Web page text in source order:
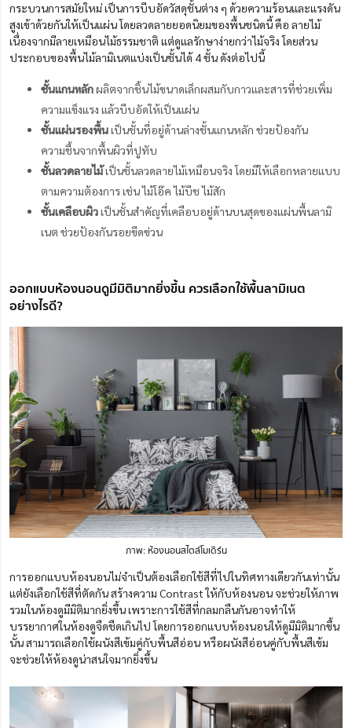
กระบวนการสมัยใหม่ เป็นการบีบอัดวัสดุชั้นต่าง ๆ ด้วยความร้อนและแรงดัน
สูงเข้าด้วยกันให้เป็นแผ่น โดยลวดลายยอดนิยมของพื้นชนิดนี้ คือ ลายไม้
เนื่องจากมีลายเหมือนไม้ธรรมชาติ แต่ดูแลรักษาง่ายกว่าไม้จริง โดยส่วน
ประกอบของพื้นไม้ลามิเนตแบ่งเป็นชั้นได้ 4 ชั้น ดังต่อไปนี้
ชั้นแกนหลักผลิตจากชิ้นไม้ขนาดเล็กผสมกับกาวและสารที่ช่วยเพิ่ม
ความแข็งแรง แล้วบีบอัดให้เป็นแผ่น
ชั้นแผ่นรองพื้นเป็นชั้นที่อยู่ด้านล่างชั้นแกนหลัก ช่วยป้องกัน
ความชื้นจากพื้นผิวที่ปูทับ
ชั้นลวดลายไม้เป็นชั้นลวดลายไม้เหมือนจริง โดยมีให้เลือกหลายแบบ
ตามความต้องการ เช่น ไม้โอ๊ค ไม้บีช ไม้สัก
ชั้นเคลือบผิวเป็นชั้นสำคัญที่เคลือบอยู่ด้านบนสุดของแผ่นพื้นลามิ
เนต ช่วยป้องกันรอยขีดข่วน
ออกแบบห้องนอนดูมีมิติมากยิ่งขึ้น ควรเลือกใช้พื้นลามิเนต
อย่างไรดี?
ภาพ: ห้องนอนสไตล์โมเดิร์น
การออกแบบห้องนอนไม่จำเป็นต้องเลือกใช้สีที่ไปในทิศทางเดียวกันเท่านั้น
แต่ยังเลือกใช้สีที่ตัดกัน สร้างความ Contrast ให้กับห้องนอน จะช่วยให้ภาพ
รวมในห้องดูมีมิติมากยิ่งขึ้น เพราะการใช้สีที่กลมกลืนกันอาจทำให้
บรรยากาศในห้องดูจืดชืดเกินไป โดยการออกแบบห้องนอนให้ดูมีมิติมากขึ้น
นั้น สามารถเลือกใช้ผนังสีเข้มคู่กับพื้นสีอ่อน หรือผนังสีอ่อนคู่กับพื้นสีเข้ม
จะช่วยให้ห้องดูน่าสนใจมากยิ่งขึ้น